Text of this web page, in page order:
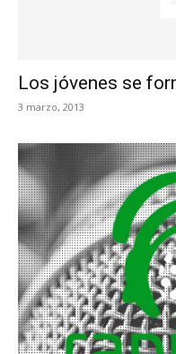
Los jóvenes se
3 marzo, 2013